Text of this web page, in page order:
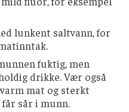
før inntak.
medisiner
pomelo,
og
lunkent saltvann, for
fuktig, men
drikke. Vær også
mat og sterkt
sår i munn.